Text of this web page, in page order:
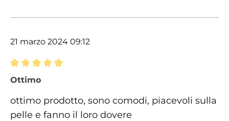
21 marzo 2024 09:12
Recensione con valutazione di 5 su 5 stelle
Ottimo
ottimo prodotto, sono comodi, piacevoli sulla
pelle e fanno il loro dovere